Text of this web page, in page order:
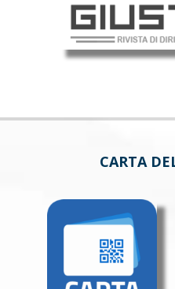
CARTA